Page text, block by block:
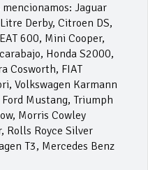
Jaguar
Derby, Citroen DS,
600, Mini Cooper,
Honda S2000,
Cosworth, FIAT
Volkswagen Karmann
Mustang, Triumph
Morris Cowley
Rolls Royce Silver
T3, Mercedes Benz